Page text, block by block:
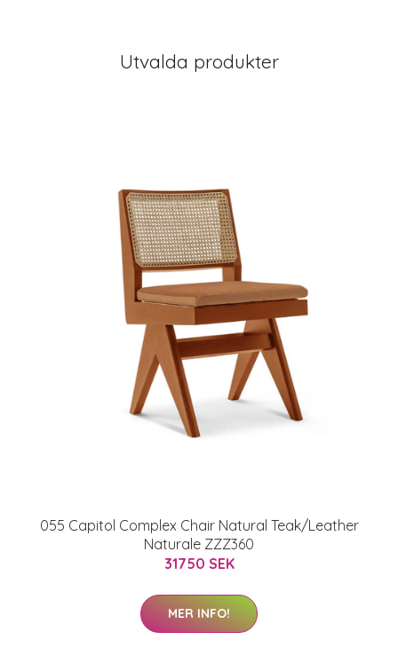
Utvalda produkter
055 Capitol Complex Chair Natural Teak/Leather
Naturale ZZZ360
31750 SEK
MER INFO!